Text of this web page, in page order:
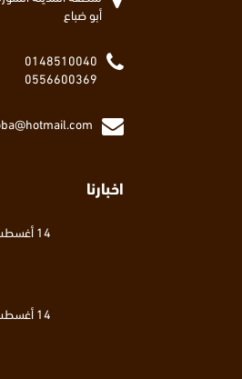
أبو ضباع
0148510040
0556600369
اخبارنا
14 أغسطس 2023
14 أغسطس 2023